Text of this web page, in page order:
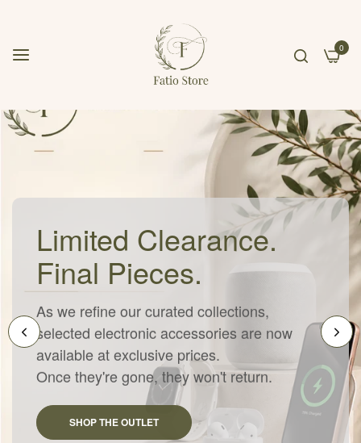
0
Limited Clearance.
Final Pieces.
As we refine our curated collections,
selected electronic accessories are now
available at exclusive prices.
Once they're gone, they won't return.
SHOP THE OUTLET